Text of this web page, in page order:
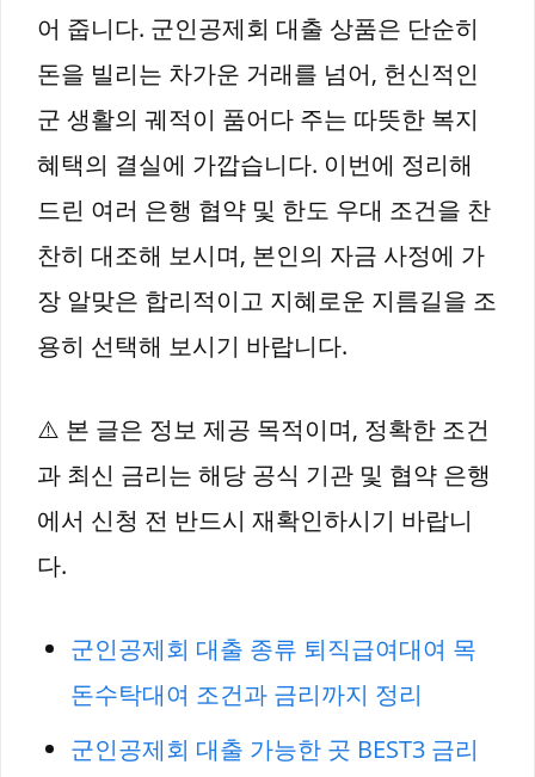
어 줍니다. 군인공제회 대출 상품은 단순히
돈을 빌리는 차가운 거래를 넘어, 헌신적인
군 생활의 궤적이 품어다 주는 따뜻한 복지
혜택의 결실에 가깝습니다. 이번에 정리해
드린 여러 은행 협약 및 한도 우대 조건을 찬
찬히 대조해 보시며, 본인의 자금 사정에 가
장 알맞은 합리적이고 지혜로운 지름길을 조
용히 선택해 보시기 바랍니다.
⚠️ 본 글은 정보 제공 목적이며, 정확한 조건
과 최신 금리는 해당 공식 기관 및 협약 은행
에서 신청 전 반드시 재확인하시기 바랍니
다.
군인공제회 대출 종류 퇴직급여대여 목
돈수탁대여 조건과 금리까지 정리
군인공제회 대출 가능한 곳 BEST3 금리